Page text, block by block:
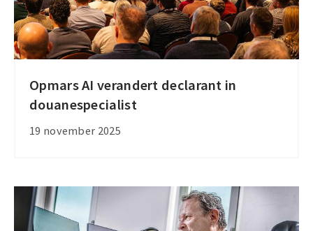
Opmars AI verandert declarant in
douanespecialist
19 november 2025
Opmars
AI
verandert
douanespecialist